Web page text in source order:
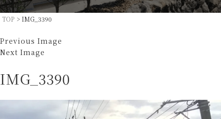
TOP >IMG_3390
Previous Image
Next Image
IMG_3390